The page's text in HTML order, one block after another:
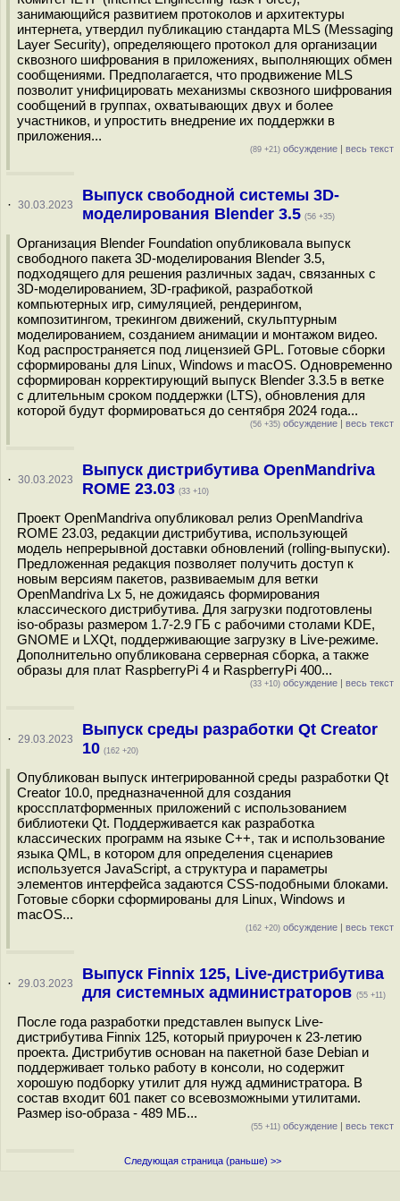
занимающийся развитием протоколов и архитектуры
интернета, утвердил публикацию стандарта MLS (Messaging
Layer Security), определяющего протокол для организации
сквозного шифрования в приложениях, выполняющих обмен
сообщениями. Предполагается, что продвижение MLS
позволит унифицировать механизмы сквозного шифрования
сообщений в группах, охватывающих двух и более
участников, и упростить внедрение их поддержки в
приложения...
(89 +21) обсуждение | весь текст
· 30.03.2023
Выпуск свободной системы 3D-
моделирования Blender 3.5 (56 +35)
Организация Blender Foundation опубликовала выпуск
свободного пакета 3D-моделирования Blender 3.5,
подходящего для решения различных задач, связанных с
3D-моделированием, 3D-графикой, разработкой
компьютерных игр, симуляцией, рендерингом,
композитингом, трекингом движений, скульптурным
моделированием, созданием анимации и монтажом видео.
Код распространяется под лицензией GPL. Готовые сборки
сформированы для Linux, Windows и macOS. Одновременно
сформирован корректирующий выпуск Blender 3.3.5 в ветке
с длительным сроком поддержки (LTS), обновления для
которой будут формироваться до сентября 2024 года...
(56 +35) обсуждение | весь текст
· 30.03.2023
Выпуск дистрибутива OpenMandriva
ROME 23.03 (33 +10)
Проект OpenMandriva опубликовал релиз OpenMandriva
ROME 23.03, редакции дистрибутива, использующей
модель непрерывной доставки обновлений (rolling-выпуски).
Предложенная редакция позволяет получить доступ к
новым версиям пакетов, развиваемым для ветки
OpenMandriva Lx 5, не дожидаясь формирования
классического дистрибутива. Для загрузки подготовлены
iso-образы размером 1.7-2.9 ГБ c рабочими столами KDE,
GNOME и LXQt, поддерживающие загрузку в Live-режиме.
Дополнительно опубликована серверная сборка, а также
образы для плат RaspberryPi 4 и RaspberryPi 400...
(33 +10) обсуждение | весь текст
· 29.03.2023
Выпуск среды разработки Qt Creator
10 (162 +20)
Опубликован выпуск интегрированной среды разработки Qt
Creator 10.0, предназначенной для создания
кроссплатформенных приложений с использованием
библиотеки Qt. Поддерживается как разработка
классических программ на языке C++, так и использование
языка QML, в котором для определения сценариев
используется JavaScript, а структура и параметры
элементов интерфейса задаются CSS-подобными блоками.
Готовые сборки сформированы для Linux, Windows и
maсOS...
(162 +20) обсуждение | весь текст
· 29.03.2023
Выпуск Finnix 125, Live-дистрибутива
для системных администраторов (55 +11)
После года разработки представлен выпуск Live-
дистрибутива Finnix 125, который приурочен к 23-летию
проекта. Дистрибутив основан на пакетной базе Debian и
поддерживает только работу в консоли, но содержит
хорошую подборку утилит для нужд администратора. В
состав входит 601 пакет со всевозможными утилитами.
Размер iso-образа - 489 МБ...
(55 +11) обсуждение | весь текст
Следующая страница (раньше) >>